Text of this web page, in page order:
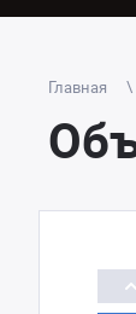
Главная